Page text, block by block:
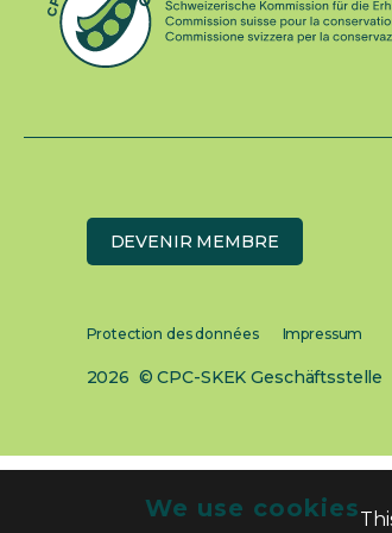
We use cookies
DEVENIR MEMBRE
Protection des données Impressum
2026 © CPC-SKEK Geschäftsstelle